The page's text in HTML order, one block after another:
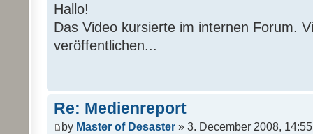
Hallo!
Das Video kursierte im internen Forum.
veröffentlichen...
Re: Medienreport
by Master of Desaster » 3. December 2008, 14:55